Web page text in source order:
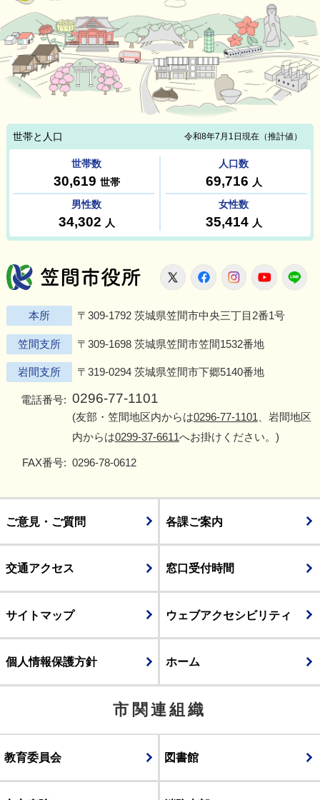
笠間市役所
X FacebookInstagram
本所 〒309-1792 茨城県笠間市中央三丁目2番1号
笠間支所 〒309-1698 茨城県笠間市笠間1532番地
岩間支所 〒319-0294 茨城県笠間市下郷5140番地
電話番号: 0296-77-1101
(友部・笠間地区内からは0296-77-1101 、岩間地区
内からは0299-37-6611へお掛けください。)
FAX番号: 0296-78-0612
ご意見・ご質問 各課ご案内
交通アクセス 窓口受付時間
サイトマップ ウェブアクセシビリティ
個人情報保護方針 ホーム
市関連組織
教育委員会 図書館